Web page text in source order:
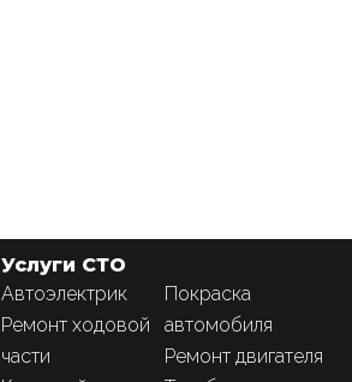
Услуги СТО
Автоэлектрик
Ремонт ходовой
части
Покраска
автомобиля
Ремонт двигателя